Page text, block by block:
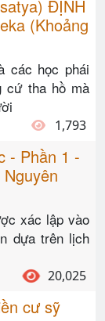
ĐỊNH
(Khoảng
các học phái
cứ tha hồ mà
1,793
- Phần 1 -
xác lập vào
dựa trên lịch
20,025
cư sỹ